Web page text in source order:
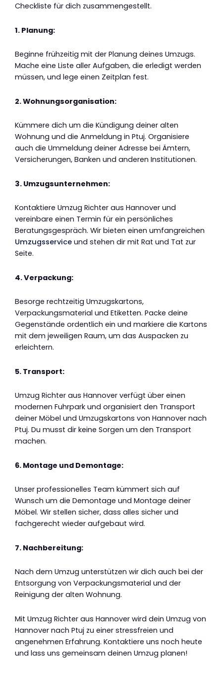
Checkliste für dich zusammengestellt.
1. Planung:
Beginne frühzeitig mit der Planung deines Umzugs.
Mache eine Liste aller Aufgaben, die erledigt werden
müssen, und lege einen Zeitplan fest.
2. Wohnungsorganisation:
Kümmere dich um die Kündigung deiner alten
Wohnung und die Anmeldung in Ptuj. Organisiere
auch die Ummeldung deiner Adresse bei Ämtern,
Versicherungen, Banken und anderen Institutionen.
3. Umzugsunternehmen:
Kontaktiere Umzug Richter aus Hannover und
vereinbare einen Termin für ein persönliches
Beratungsgespräch. Wir bieten einen umfangreichen
Umzugsservice und stehen dir mit Rat und Tat zur
Seite.
4. Verpackung:
Besorge rechtzeitig Umzugskartons,
Verpackungsmaterial und Etiketten. Packe deine
Gegenstände ordentlich ein und markiere die Kartons
mit dem jeweiligen Raum, um das Auspacken zu
erleichtern.
5. Transport:
Umzug Richter aus Hannover verfügt über einen
modernen Fuhrpark und organisiert den Transport
deiner Möbel und Umzugskartons von Hannover nach
Ptuj. Du musst dir keine Sorgen um den Transport
machen.
6. Montage und Demontage:
Unser professionelles Team kümmert sich auf
Wunsch um die Demontage und Montage deiner
Möbel. Wir stellen sicher, dass alles sicher und
fachgerecht wieder aufgebaut wird.
7. Nachbereitung:
Nach dem Umzug unterstützen wir dich auch bei der
Entsorgung von Verpackungsmaterial und der
Reinigung der alten Wohnung.
Mit Umzug Richter aus Hannover wird dein Umzug von
Hannover nach Ptuj zu einer stressfreien und
angenehmen Erfahrung. Kontaktiere uns noch heute
und lass uns gemeinsam deinen Umzug planen!